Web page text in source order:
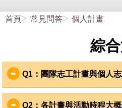
首頁 常見問答 個人計畫
綜
Q1 ：團隊志工計畫與個人
團隊計畫只要年滿15歲以上的
規劃好的行程，以團進團出的
Q2 ： 各計畫與活動時程大